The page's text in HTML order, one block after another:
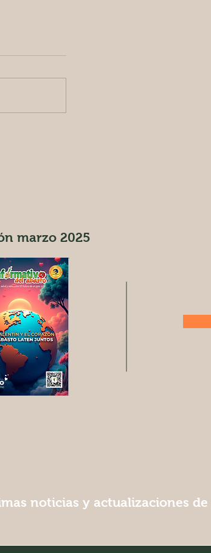
marzo 2025
noticias y actualizaciones